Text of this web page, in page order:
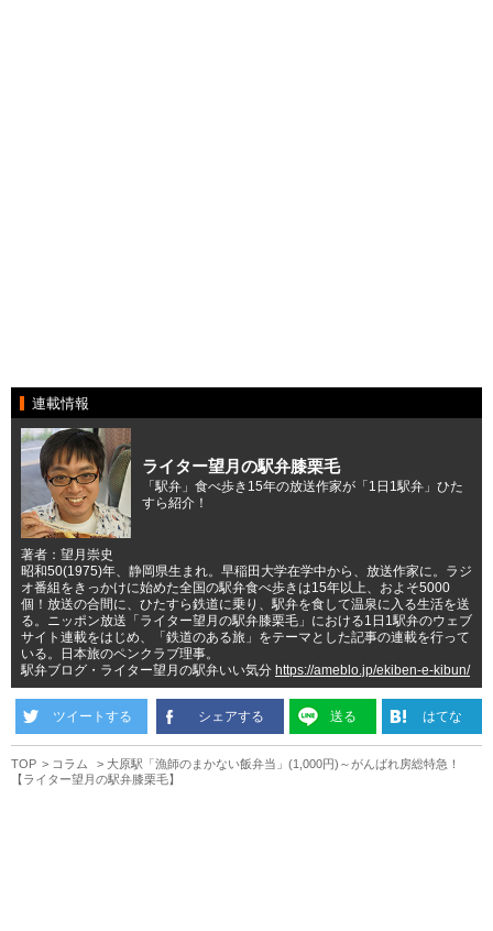
連載情報
ライター望月の駅弁膝栗毛
「駅弁」食べ歩き15年の放送作家が「1日1駅弁」ひた
すら紹介！
著者：望月崇史
昭和50(1975)年、静岡県生まれ。早稲田大学在学中から、放送作家に。ラジ
オ番組をきっかけに始めた全国の駅弁食べ歩きは15年以上、およそ5000
個！放送の合間に、ひたすら鉄道に乗り、駅弁を食して温泉に入る生活を送
る。ニッポン放送「ライター望月の駅弁膝栗毛」における1日1駅弁のウェブ
サイト連載をはじめ、「鉄道のある旅」をテーマとした記事の連載を行って
いる。日本旅のペンクラブ理事。
駅弁ブログ・ライター望月の駅弁いい気分 https://ameblo.jp/ekiben-e-kibun/
ツイートする シェアする 送る はてな
TOP コラム
大原駅「漁師のまかない飯弁当」(1,000円)～がんばれ房総特急！
【ライター望月の駅弁膝栗毛】